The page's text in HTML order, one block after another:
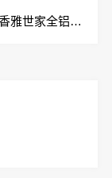
主营业务：全铝整装,全铝家居,全铝家具,香雅世家全铝整装